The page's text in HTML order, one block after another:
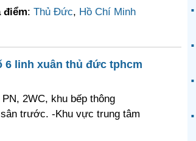
điểm: Thủ Đức, Hồ Chí Minh
6 linh xuân thủ đức tphcm
2WC, khu bếp thông
trước. -Khu vực trung tâm